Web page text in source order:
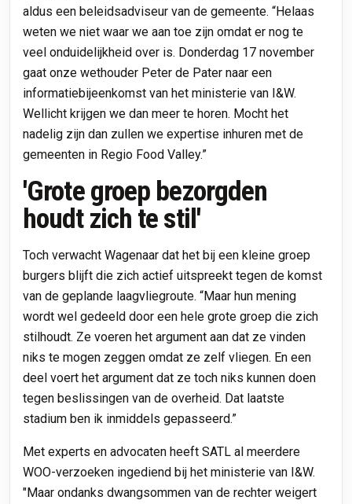
aldus een beleidsadviseur van de gemeente. “Helaas
weten we niet waar we aan toe zijn omdat er nog te
veel onduidelijkheid over is. Donderdag 17 november
gaat onze wethouder Peter de Pater naar een
informatiebijeenkomst van het ministerie van I&W.
Wellicht krijgen we dan meer te horen. Mocht het
nadelig zijn dan zullen we expertise inhuren met de
gemeenten in Regio Food Valley.”
'Grote groep bezorgden
houdt zich te stil'
Toch verwacht Wagenaar dat het bij een kleine groep
burgers blijft die zich actief uitspreekt tegen de komst
van de geplande laagvliegroute. “Maar hun mening
wordt wel gedeeld door een hele grote groep die zich
stilhoudt. Ze voeren het argument aan dat ze vinden
niks te mogen zeggen omdat ze zelf vliegen. En een
deel voert het argument dat ze toch niks kunnen doen
tegen beslissingen van de overheid. Dat laatste
stadium ben ik inmiddels gepasseerd.”
Met experts en advocaten heeft SATL al meerdere
WOO-verzoeken ingediend bij het ministerie van I&W.
"Maar ondanks dwangsommen van de rechter weigert